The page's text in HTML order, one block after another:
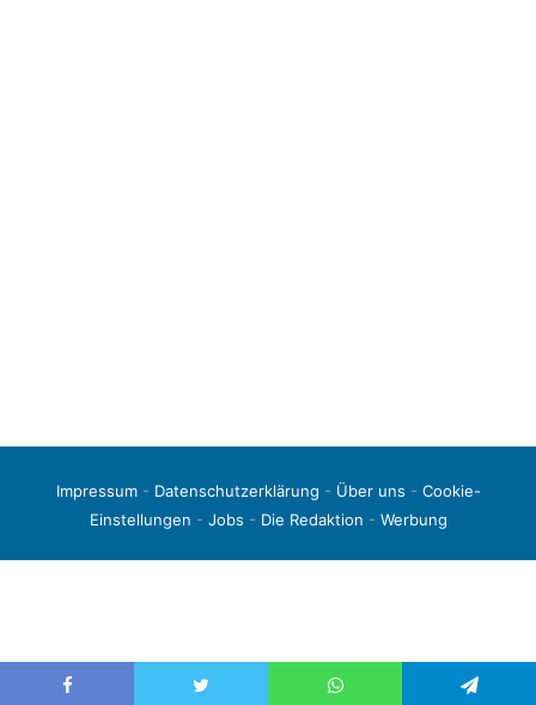
Impressum- Datenschutzerklärung - Über uns - Cookie-
Einstellungen - Jobs - Die Redaktion - Werbung